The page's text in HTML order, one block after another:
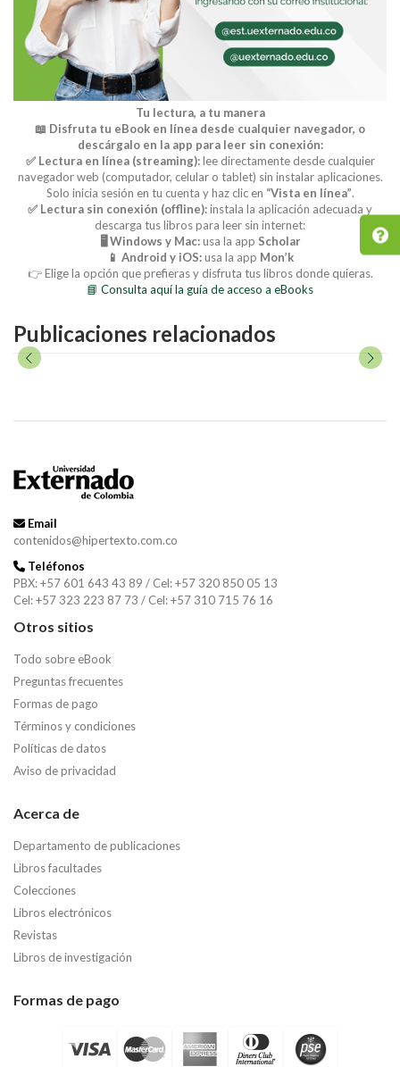
Tu lectura, a tu manera
📖 Disfruta tu eBook en línea desde cualquier navegador, o
descárgalo en la app para leer sin conexión:
✅ Lectura en línea (streaming):lee directamente desde cualquier
navegador web (computador, celular o tablet) sin instalar aplicaciones.
Solo inicia sesión en tu cuenta y haz clic en “Vista en línea”.
✅ Lectura sin conexión (offline):instala la aplicación adecuada y
descarga tus libros para leer sin internet:
🖥️ Windows y Mac:usa la app Scholar
📱 Android y iOS:usa la app Mon’k
👉 Elige la opción que prefieras y disfruta tus libros donde quieras.
📘 Consulta aquí la guía de acceso a eBooks
Publicaciones relacionados
Email
contenidos@hipertexto.com.co
Teléfonos
PBX: +57 601 643 43 89 / Cel: +57 320 850 05 13
Cel: +57 323 223 87 73 / Cel: +57 310 715 76 16
Otros sitios
Todo sobre eBook
Preguntas frecuentes
Formas de pago
Términos y condiciones
Políticas de datos
Aviso de privacidad
Acerca de
Departamento de publicaciones
Libros facultades
Colecciones
Libros electrónicos
Revistas
Libros de investigación
Formas de pago